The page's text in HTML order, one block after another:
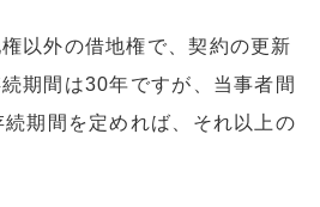
以外の借地権で、契約の更新
期間は30年ですが、当事者間
期間を定めれば、それ以上の